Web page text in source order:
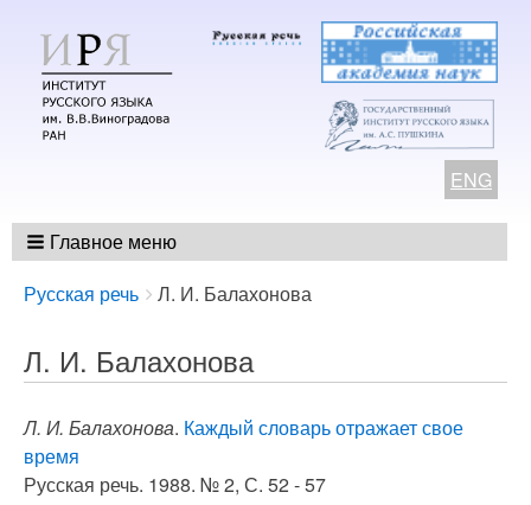
ENG
Главное меню
Breadcrumbs
You
here:
Русская речь Л. И. Балахонова
Л. И. Балахонова
Л. И. Балахонова. Каждый словарь отражает свое
время
Русская речь. 1988. № 2, С. 52 - 57